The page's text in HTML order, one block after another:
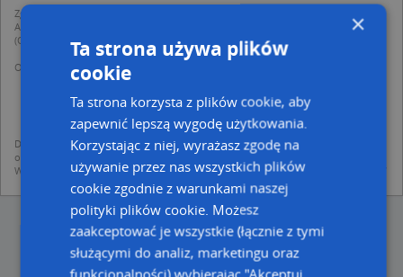
Zgodnie z Rozporządzeniem PE i Rady (UE) o Ochronie Danych Osobowych
Administratorem (RODO), administratorem danych jest AutoMapa sp. z o.o.
(Operator) z siedzibą w Warszawie przy ulicy Domaniewskiej 37.
Operator przetwarza dane osobowe w celu:
dodania ich do bazy Targeo oraz publikacji w wyszukiwarce firm i na
udostępniania danych o firmach partnerom biznesowym operatora (art.
6 ust. 1 lit. f RODO)
Dane pochodzą z publicznych baz CEIDG, GUS, REGON, z firmowych stron www
oraz od podmiotów zewnętrznych.
Więcej informacji dot. RODO:http://regulamin.automapa.pl/odo_przetwarzanie/
×
Ta strona używa plików
cookie
Ta strona korzysta z plików cookie, aby
zapewnić lepszą wygodę użytkowania.
Korzystając z niej, wyrażasz zgodę na
używanie przez nas wszystkich plików
cookie zgodnie z warunkami naszej
polityki plików cookie. Możesz
zaakceptować je wszystkie (łącznie z tymi
służącymi do analiz, marketingu oraz
funkcjonalności) wybierając "Akceptuj